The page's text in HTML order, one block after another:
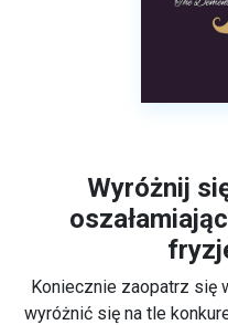
Wyróżnij
Koniecznie zaopatrz się
wyróżnić się na tle